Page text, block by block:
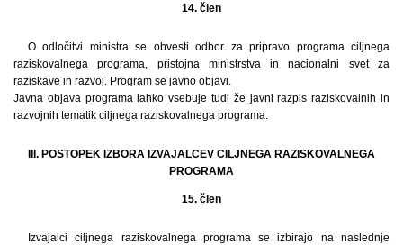
14. člen
O odločitvi ministra se obvesti odbor za pripravo programa ciljnega
raziskovalnega programa, pristojna ministrstva in nacionalni svet za
raziskave in razvoj. Program se javno objavi.
Javna objava programa lahko vsebuje tudi že javni razpis raziskovalnih in
razvojnih tematik ciljnega raziskovalnega programa.
III. POSTOPEK IZBORA IZVAJALCEV CILJNEGA RAZISKOVALNEGA
PROGRAMA
15. člen
Izvajalci ciljnega raziskovalnega programa se izbirajo na naslednje